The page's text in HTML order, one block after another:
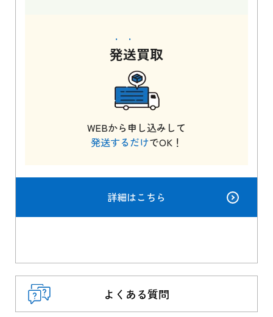
発送買取
WEBから申し込みして
発送するだけでOK！
詳細はこちら
よくある質問